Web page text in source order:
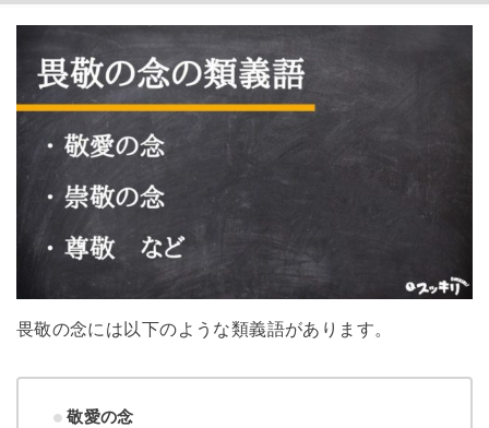
畏敬の念には以下のような類義語があります。
敬愛の念